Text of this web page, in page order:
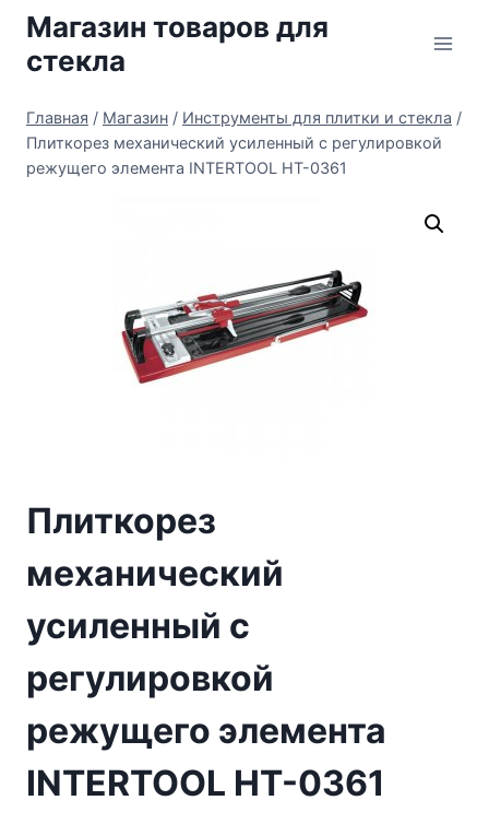
Перейти
содержимому
Магазин товаров для
стекла
Главная / Магазин / Инструменты для плитки и стекла /
Плиткорез механический усиленный с регулировкой
режущего элемента INTERTOOL HT-0361
Плиткорез
механический
усиленный с
регулировкой
режущего элемента
INTERTOOL HT-0361